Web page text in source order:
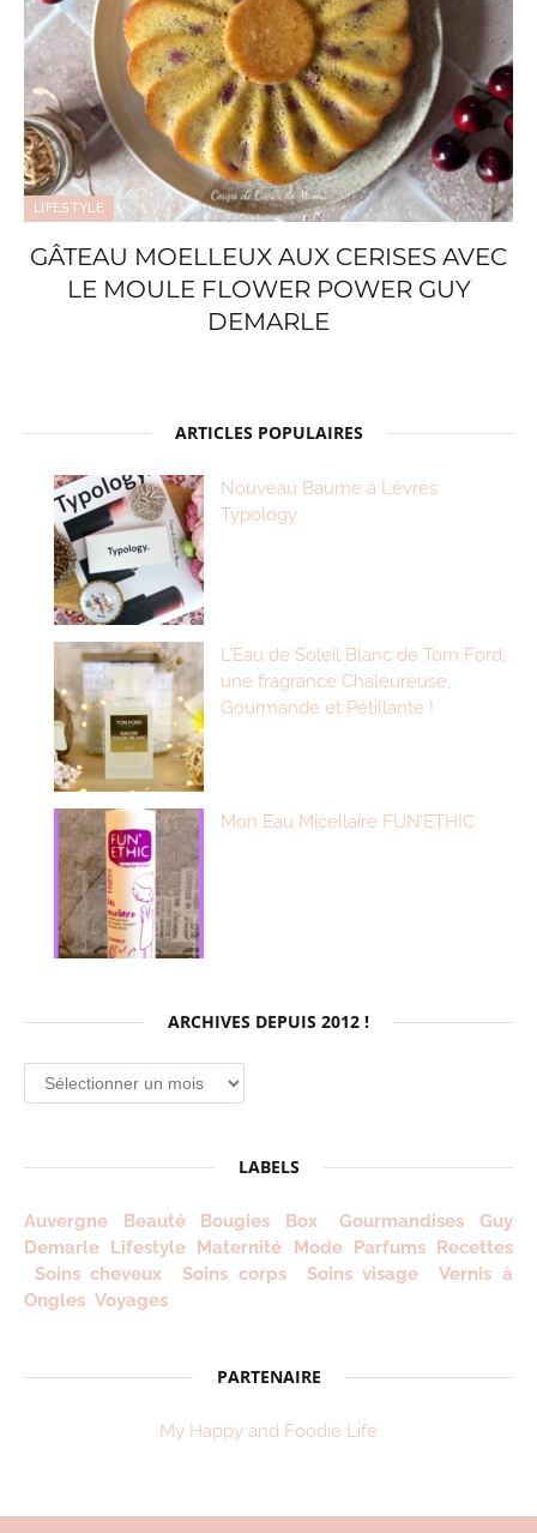
LIFESTYLE
GÂTEAU MOELLEUX AUX CERISES AVEC
LE MOULE FLOWER POWER GUY
DEMARLE
ARTICLES POPULAIRES
Nouveau Baume à Lèvres
Typology
L’Eau de Soleil Blanc de Tom Ford,
une fragrance Chaleureuse,
Gourmande et Pétillante !
Mon Eau Micellaire FUN’ETHIC
ARCHIVES DEPUIS 2012 !
Archives
depuis
LABELS
Auvergne Beauté Bougies Box Gourmandises
Guy
Demarle Lifestyle Maternité Mode Parfums Recettes
Soins cheveux
Soins corps Soins visage
Vernis à
Ongles Voyages
PARTENAIRE
My Happy and Foodie Life